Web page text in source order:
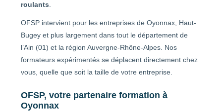
roulants
OFSP intervient pour les entreprises de Oyonnax, Haut-
Bugey et plus largement dans tout le département de
l’Ain (01) et la région Auvergne-Rhône-Alpes. Nos
formateurs expérimentés se déplacent directement chez
vous, quelle que soit la taille de votre entreprise.
OFSP, votre partenaire formation à
Oyonnax